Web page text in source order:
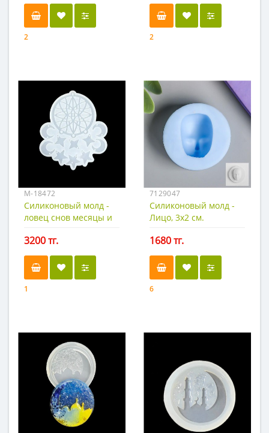
2 2
М-18472
Силиконовый молд -
ловец снов месяцы и
3200 тг.
1
7129047
Силиконовый молд -
Лицо, 3х2 см.
1680 тг.
6